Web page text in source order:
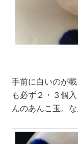
手前に白いのが
も必ず２・３個
んのあんこ玉。